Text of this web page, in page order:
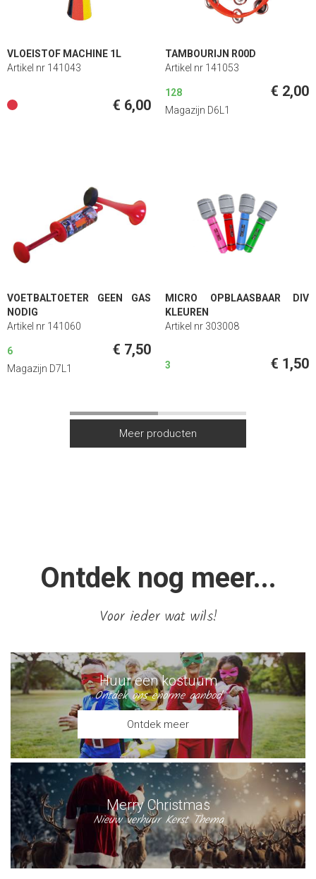
VLOEISTOF MACHINE 1L
Artikel nr 141043
€ 6,00
TAMBOURIJN R00D
Artikel nr 141053
128 € 2,00
Magazijn D6L1
VOETBALTOETER GEEN GAS
NODIG
Artikel nr 141060
6 € 7,50
Magazijn D7L1
MICRO OPBLAASBAAR DIV
KLEUREN
Artikel nr 303008
3 € 1,50
Ontdek nog meer...
Voor ieder wat wils!
Huur een kostuum
Ontdek ons enorme aanbod
Ontdek meer
Merry Christmas
Nieuw verhuur Kerst Thema